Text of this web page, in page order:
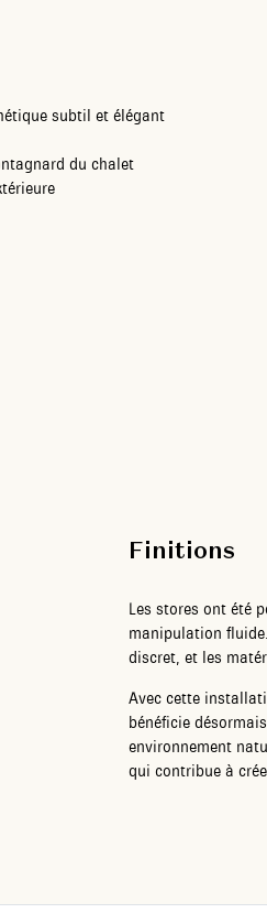
subtil et élégant
du chalet
Finitions
Les stores ont été
manipulation
discret, et les
Avec cette
bénéficie
environnement
qui contribue à